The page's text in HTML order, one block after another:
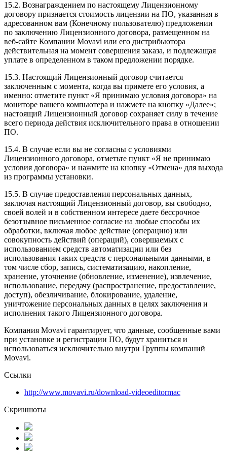
15.2. Вознаграждением по настоящему Лицензионному
договору признается стоимость лицензии на ПО, указанная в
адресованном вам (Конечному пользователю) предложении
по заключению Лицензионного договора, размещенном на
веб-сайте Компании Movavi или его дистрибьютора
действительная на момент совершения заказа, и подлежащая
уплате в определенном в таком предложении порядке.
15.3. Настоящий Лицензионный договор считается
заключенным с момента, когда вы примете его условия, а
именно: отметите пункт «Я принимаю условия договора» на
мониторе вашего компьютера и нажмете на кнопку «Далее»;
настоящий Лицензионный договор сохраняет силу в течение
всего периода действия исключительного права в отношении
ПО.
15.4. В случае если вы не согласны с условиями
Лицензионного договора, отметьте пункт «Я не принимаю
условия договора» и нажмите на кнопку «Отмена» для выхода
из программы установки.
15.5. В случае предоставления персональных данных,
заключая настоящий Лицензионный договор, вы свободно,
своей волей и в собственном интересе даете бессрочное
безотзывное письменное согласие на любые способы их
обработки, включая любое действие (операцию) или
совокупность действий (операций), совершаемых с
использованием средств автоматизации или без
использования таких средств с персональными данными, в
том числе сбор, запись, систематизацию, накопление,
хранение, уточнение (обновление, изменение), извлечение,
использование, передачу (распространение, предоставление,
доступ), обезличивание, блокирование, удаление,
уничтожение персональных данных в целях заключения и
исполнения такого Лицензионного договора.
Компания Movavi гарантирует, что данные, сообщенные вами
при установке и регистрации ПО, будут храниться и
использоваться исключительно внутри Группы компаний
Movavi.
Ссылки
http://www.movavi.ru/download-videoeditormac
Скриншоты